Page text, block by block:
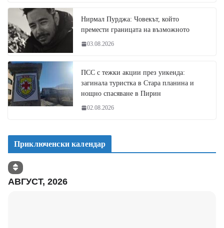
Нирмал Пурджа: Човекът, който
премести границата на възможното
03.08.2026
ПСС с тежки акции през уикенда:
загинала туристка в Стара планина и
нощно спасяване в Пирин
02.08.2026
Приключенски календар
АВГУСТ, 2026